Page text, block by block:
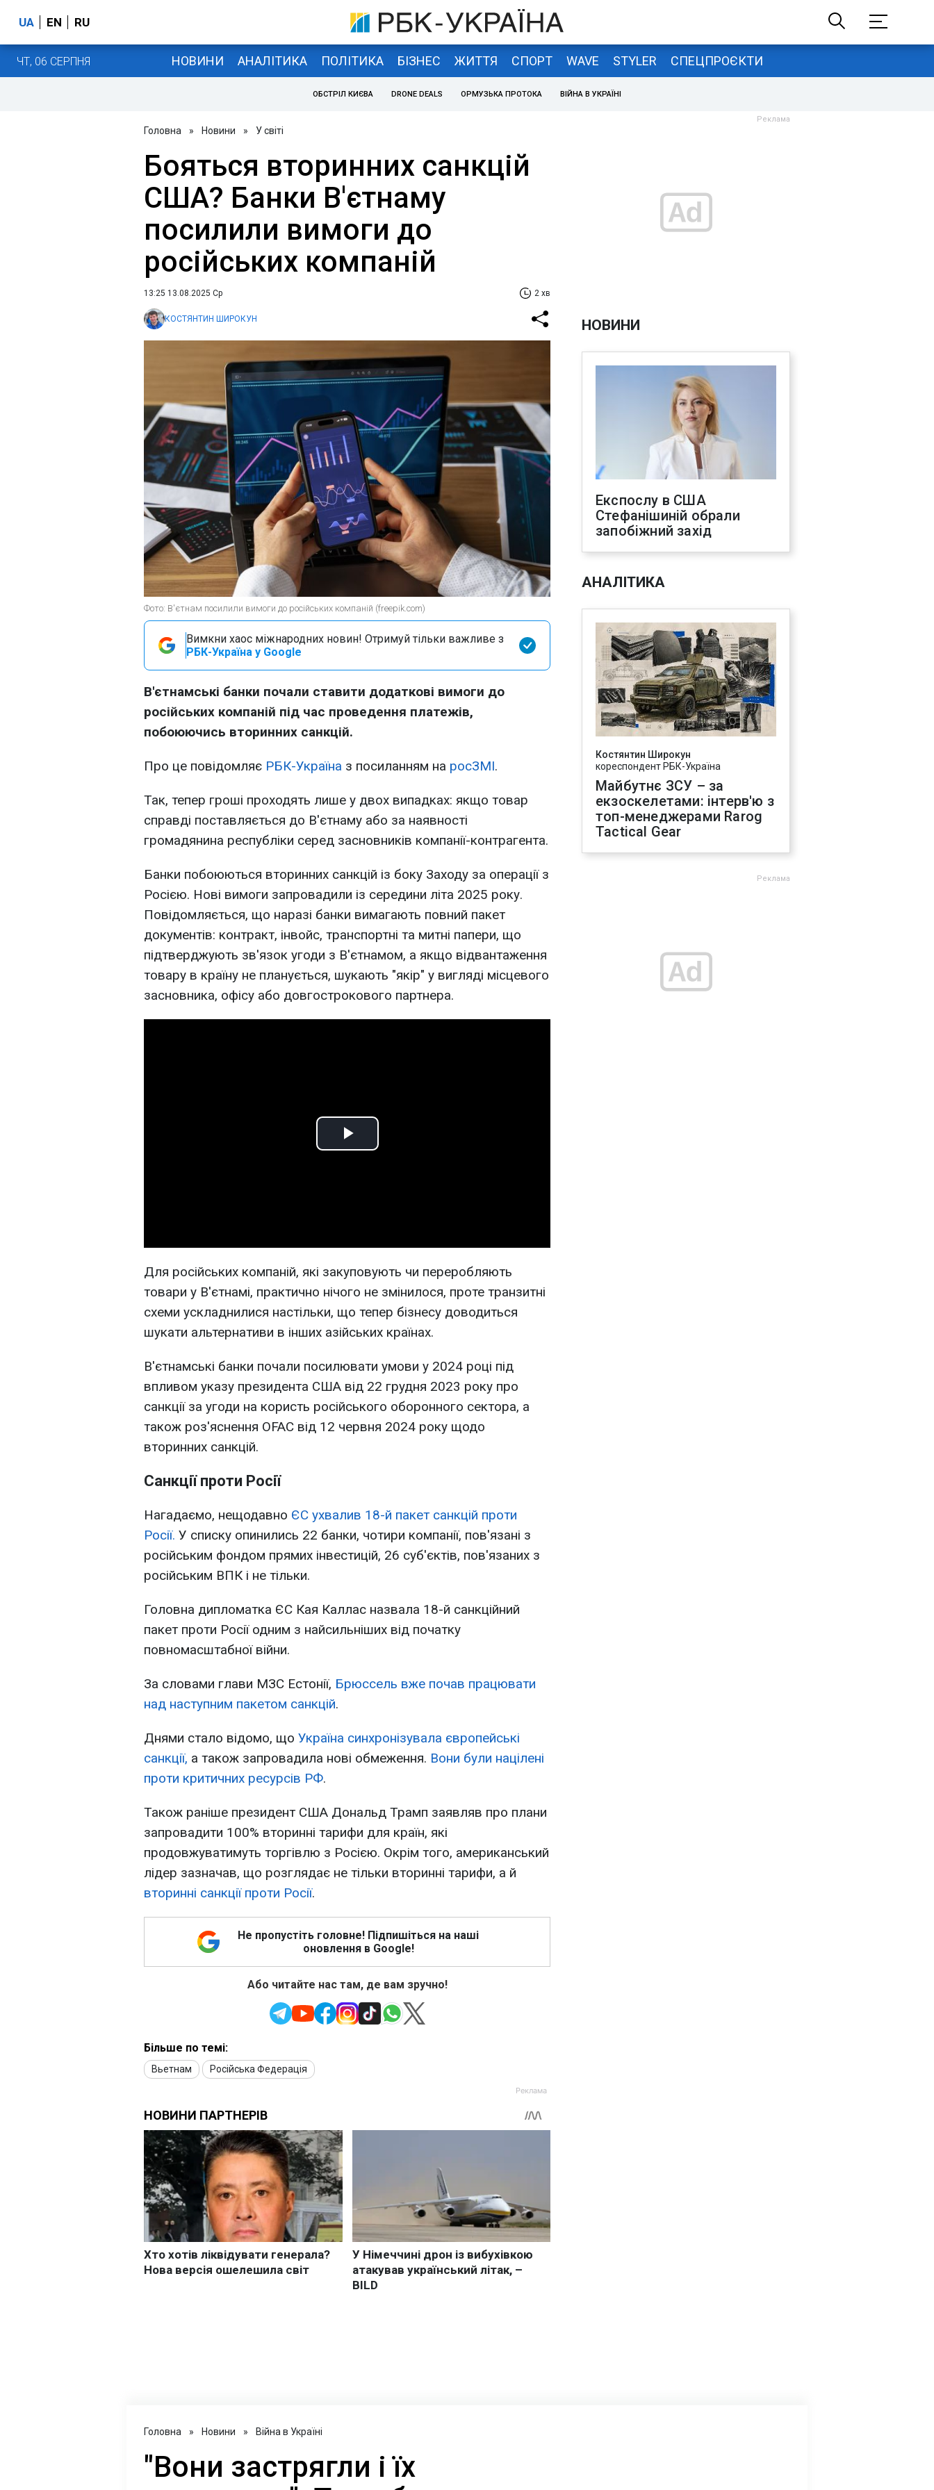
UA EN RU
ЧТ, 06 СЕРПНЯ НОВИНИ АНАЛІТИКА ПОЛІТИКА БІЗНЕС ЖИТТЯ СПОРТ WAVE STYLER СПЕЦПРОЄКТИ
ОБСТРІЛ КИЄВА DRONE DEALS ОРМУЗЬКА ПРОТОКА ВІЙНА В УКРАЇНІ
Головна » Новини » У світі
Бояться вторинних санкцій
США? Банки В'єтнаму
посилили вимоги до
російських компаній
13:25 13.08.2025 Ср 2 хв
КОСТЯНТИН ШИРОКУН
Фото: В'єтнам посилили вимоги до російських компаній (freepik.com)
Вимкни хаос міжнародних новин! Отримуй тільки важливе з
РБК-Україна у Google
В'єтнамські банки почали ставити додаткові вимоги до
російських компаній під час проведення платежів,
побоюючись вторинних санкцій.
Про це повідомляє РБК-Україна з посиланням на росЗМІ.
Так, тепер гроші проходять лише у двох випадках: якщо товар
справді поставляється до В'єтнаму або за наявності
громадянина республіки серед засновників компанії-контрагента.
Банки побоюються вторинних санкцій із боку Заходу за операції з
Росією. Нові вимоги запровадили із середини літа 2025 року.
Повідомляється, що наразі банки вимагають повний пакет
документів: контракт, інвойс, транспортні та митні папери, що
підтверджують зв'язок угоди з В'єтнамом, а якщо відвантаження
товару в країну не планується, шукають "якір" у вигляді місцевого
засновника, офісу або довгострокового партнера.
Play
Для російських компаній, які закуповують чи переробляють
товари у В'єтнамі, практично нічого не змінилося, проте транзитні
схеми ускладнилися настільки, що тепер бізнесу доводиться
шукати альтернативи в інших азійських країнах.
В'єтнамські банки почали посилювати умови у 2024 році під
впливом указу президента США від 22 грудня 2023 року про
санкції за угоди на користь російського оборонного сектора, а
також роз'яснення OFAC від 12 червня 2024 року щодо
вторинних санкцій.
Санкції проти Росії
Нагадаємо, нещодавно ЄС ухвалив 18-й пакет санкцій проти
Росії. У списку опинились 22 банки, чотири компанії, пов'язані з
російським фондом прямих інвестицій, 26 суб'єктів, пов'язаних з
російським ВПК і не тільки.
Головна дипломатка ЄС Кая Каллас назвала 18-й санкційний
пакет проти Росії одним з найсильніших від початку
повномасштабної війни.
За словами глави МЗС Естонії, Брюссель вже почав працювати
над наступним пакетом санкцій.
Днями стало відомо, що Україна синхронізувала європейські
санкції, а також запровадила нові обмеження. Вони були націлені
проти критичних ресурсів РФ.
Також раніше президент США Дональд Трамп заявляв про плани
запровадити 100% вторинні тарифи для країн, які
продовжуватимуть торгівлю з Росією. Окрім того, американський
лідер зазначав, що розглядає не тільки вторинні тарифи, а й
вторинні санкції проти Росії.
Не пропустіть головне! Підпишіться на наші
оновлення в Google!
Або читайте нас там, де вам зручно!
Більше по темі:
Вьетнам Російська Федерація
НОВИНИ
Експослу в США
Стефанішиній обрали
запобіжний захід
АНАЛІТИКА
Костянтин Широкун
кореспондент РБК-Україна
Майбутнє ЗСУ – за
екзоскелетами: інтерв'ю з
топ-менеджерами Rarog
Tactical Gear
Головна » Новини » Війна в Україні
"Вони застрягли і їх